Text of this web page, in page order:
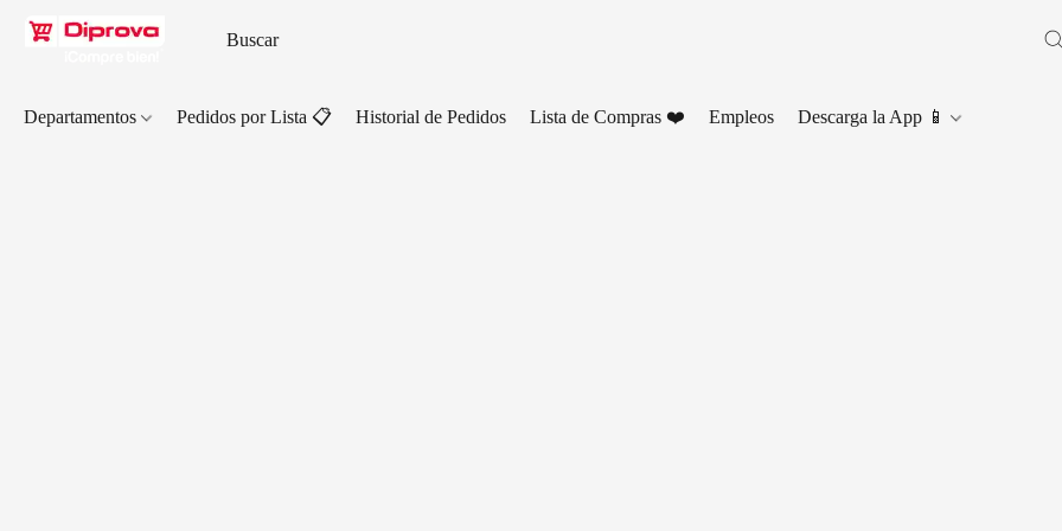
Departamentos Pedidos por Lista 📋 Historial de Pedidos Lista de Compras ❤️ Empleos Descarga la App 📱